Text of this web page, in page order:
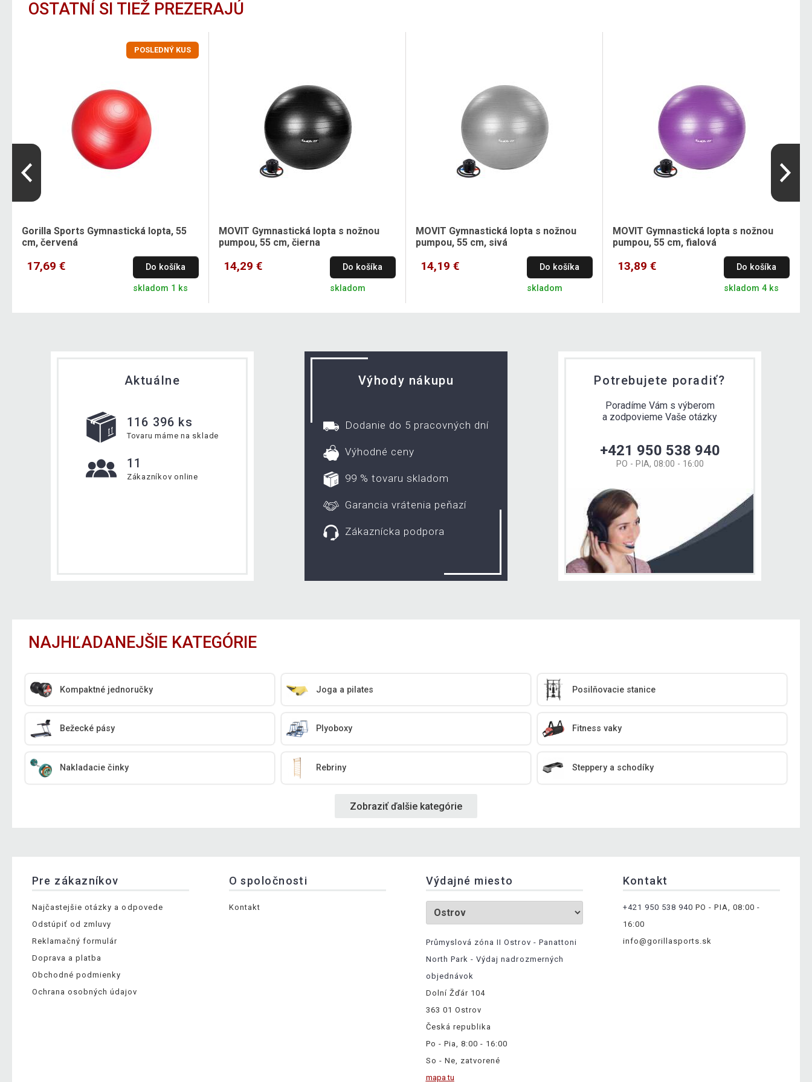
OSTATNÍ SI TIEŽ PREZERAJÚ
POSLEDNÝ KUS
Gorilla Sports Gymnastická lopta, 55
cm, červená
17,69 € Do košíka
skladom 1 ks
MOVIT Gymnastická lopta s nožnou
pumpou, 55 cm, čierna
14,29 € Do košíka
skladom
MOVIT Gymnastická lopta s nožnou
pumpou, 55 cm, sivá
14,19 € Do košíka
skladom
MOVIT Gymnastická lopta s nožnou
pumpou, 55 cm, fialová
13,89 € Do košíka
skladom 4 ks
Aktuálne
116 396 ks
Tovaru máme na sklade
11
Zákazníkov online
Výhody nákupu
Dodanie do 5 pracovných dní
Výhodné ceny
99 % tovaru skladom
Garancia vrátenia peňazí
Zákaznícka podpora
Potrebujete poradiť?
Poradíme Vám s výberom
a zodpovieme Vaše otázky
+421 950 538 940
PO - PIA, 08:00 - 16:00
NAJHĽADANEJŠIE KATEGÓRIE
Kompaktné jednoručky Joga a pilates Posilňovacie stanice
Bežecké pásy Plyoboxy Fitness vaky
Nakladacie činky Rebriny Steppery a schodíky
Zobraziť ďalšie kategórie
Pre zákazníkov
Najčastejšie otázky a odpovede
Odstúpiť od zmluvy
Reklamačný formulár
Doprava a platba
Obchodné podmienky
Ochrana osobných údajov
O spoločnosti
Kontakt
Výdajné miesto
Průmyslová zóna II Ostrov - Panattoni
North Park - Výdaj nadrozmerných
objednávok
Dolní Žďár 104
363 01 Ostrov
Česká republika
Po - Pia, 8:00 - 16:00
So - Ne, zatvorené
mapa tu
Kontakt
+421 950 538 940 PO - PIA, 08:00 -
16:00
info@gorillasports.sk